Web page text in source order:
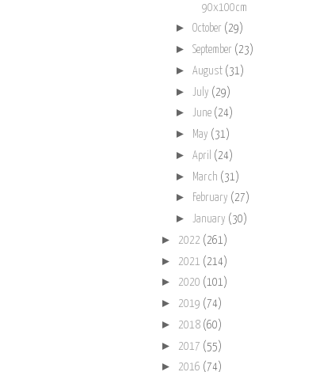
90x100cm
► October (29)
► September (23)
► August (31)
► July (29)
► June (24)
► May (31)
► April (24)
► March (31)
► February (27)
► January (30)
► 2022 (261)
► 2021 (214)
► 2020 (101)
► 2019 (74)
► 2018 (60)
► 2017 (55)
► 2016 (74)